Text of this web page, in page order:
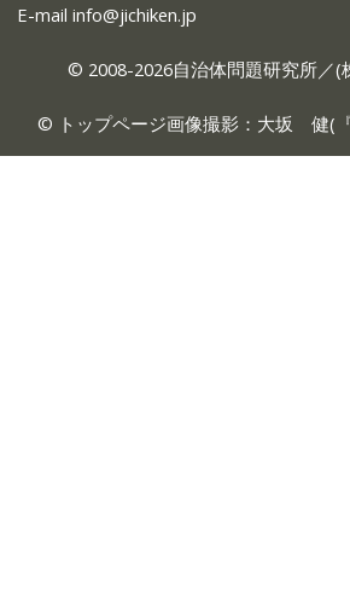
E-mail info@jichiken.jp
© 2008-2026自治体問題研究所／(
© トップページ画像撮影：大坂 健(